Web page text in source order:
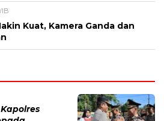
situs web saya pada peramban ini